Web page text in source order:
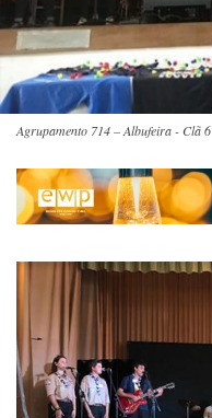
Agrupamento 714 – Albufeira - Clã 6